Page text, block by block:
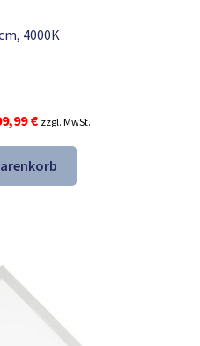
4000K
€
€Aktueller
Preis
ist:
99,99 €.
zzgl. MwSt.